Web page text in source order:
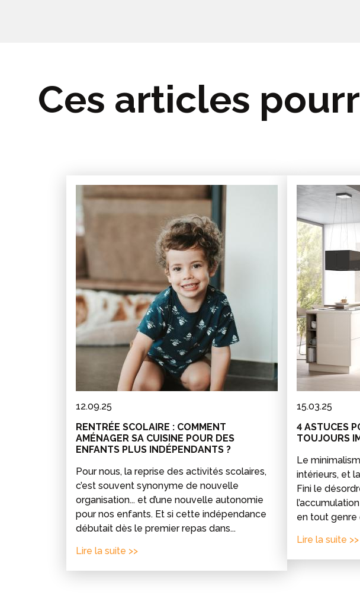
Ces articles
12.09.25
RENTRÉE SCOLAIRE : COMMENT
AMÉNAGER SA CUISINE POUR DES
ENFANTS PLUS INDÉPENDANTS ?
Pour nous, la reprise des activités scolaires,
c’est souvent synonyme de nouvelle
organisation... et d’une nouvelle autonomie
pour nos enfants. Et si cette indépendance
débutait dès le premier repas dans...
Lire la suite >>
15.03.25
4 ASTUCES
TOUJOURS
Le
intérieurs, et
Fini le
en tout genre
Lire la suite >>